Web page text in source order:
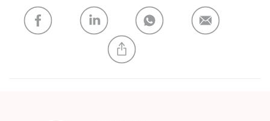
My list ADD
CREATE A NEW LIST